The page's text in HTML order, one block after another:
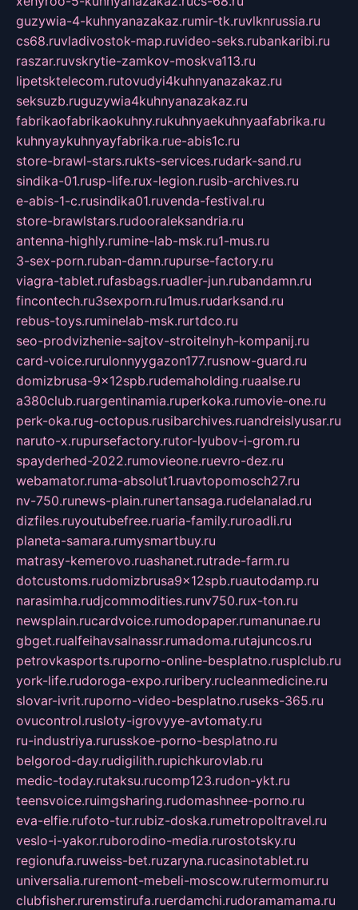
guzywia-4-kuhnyanazakaz.rumir-tk.ruvlknrussia.ru
cs68.ruvladivostok-map.ruvideo-seks.rubankaribi.ru
raszar.ruvskrytie-zamkov-moskva113.ru
lipetsktelecom.rutovudyi4kuhnyanazakaz.ru
seksuzb.ruguzywia4kuhnyanazakaz.ru
fabrikaofabrikaokuhny.rukuhnyaekuhnyaafabrika.ru
kuhnyaykuhnyayfabrika.rue-abis1c.ru
store-brawl-stars.rukts-services.rudark-sand.ru
sindika-01.rusp-life.rux-legion.rusib-archives.ru
e-abis-1-c.rusindika01.ruvenda-festival.ru
store-brawlstars.rudooraleksandria.ru
antenna-highly.rumine-lab-msk.ru1-mus.ru
3-sex-porn.ruban-damn.rupurse-factory.ru
viagra-tablet.rufasbags.ruadler-jun.rubandamn.ru
fincontech.ru3sexporn.ru1mus.rudarksand.ru
rebus-toys.ruminelab-msk.rurtdco.ru
seo-prodvizhenie-sajtov-stroitelnyh-kompanij.ru
card-voice.rurulonnyygazon177.rusnow-guard.ru
domizbrusa-9x12spb.rudemaholding.ruaalse.ru
a380club.ruargentinamia.ruperkoka.rumovie-one.ru
perk-oka.rug-octopus.rusibarchives.ruandreislyusar.ru
naruto-x.rupursefactory.rutor-lyubov-i-grom.ru
spayderhed-2022.rumovieone.ruevro-dez.ru
webamator.ruma-absolut1.ruavtopomosch27.ru
nv-750.runews-plain.runertansaga.rudelanalad.ru
dizfiles.ruyoutubefree.ruaria-family.ruroadli.ru
planeta-samara.rumysmartbuy.ru
matrasy-kemerovo.ruashanet.rutrade-farm.ru
dotcustoms.rudomizbrusa9x12spb.ruautodamp.ru
narasimha.rudjcommodities.runv750.rux-ton.ru
newsplain.rucardvoice.rumodopaper.rumanunae.ru
gbget.rualfeihavsalnassr.rumadoma.rutajuncos.ru
petrovkasports.ruporno-online-besplatno.rusplclub.ru
york-life.rudoroga-expo.ruribery.rucleanmedicine.ru
slovar-ivrit.ruporno-video-besplatno.ruseks-365.ru
ovucontrol.rusloty-igrovyye-avtomaty.ru
ru-industriya.rurusskoe-porno-besplatno.ru
belgorod-day.rudigilith.rupichkurovlab.ru
medic-today.rutaksu.rucomp123.rudon-ykt.ru
teensvoice.ruimgsharing.rudomashnee-porno.ru
eva-elfie.rufoto-tur.rubiz-doska.rumetropoltravel.ru
veslo-i-yakor.ruborodino-media.rurostotsky.ru
regionufa.ruweiss-bet.ruzaryna.rucasinotablet.ru
universalia.ruremont-mebeli-moscow.rutermomur.ru
clubfisher.ruremstirufa.ruerdamchi.rudoramamama.ru